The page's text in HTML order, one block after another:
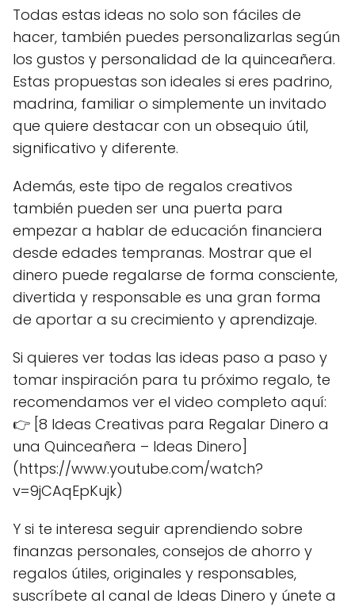
Todas estas ideas no solo son fáciles de
hacer, también puedes personalizarlas según
los gustos y personalidad de la quinceañera.
Estas propuestas son ideales si eres padrino,
madrina, familiar o simplemente un invitado
que quiere destacar con un obsequio útil,
significativo y diferente.
Además, este tipo de regalos creativos
también pueden ser una puerta para
empezar a hablar de educación financiera
desde edades tempranas. Mostrar que el
dinero puede regalarse de forma consciente,
divertida y responsable es una gran forma
de aportar a su crecimiento y aprendizaje.
Si quieres ver todas las ideas paso a paso y
tomar inspiración para tu próximo regalo, te
recomendamos ver el video completo aquí:
👉 [8 Ideas Creativas para Regalar Dinero a
una Quinceañera – Ideas Dinero]
(https://www.youtube.com/watch?
v=9jCAqEpKujk)
Y si te interesa seguir aprendiendo sobre
finanzas personales, consejos de ahorro y
regalos útiles, originales y responsables,
suscríbete al canal de Ideas Dinero y únete a